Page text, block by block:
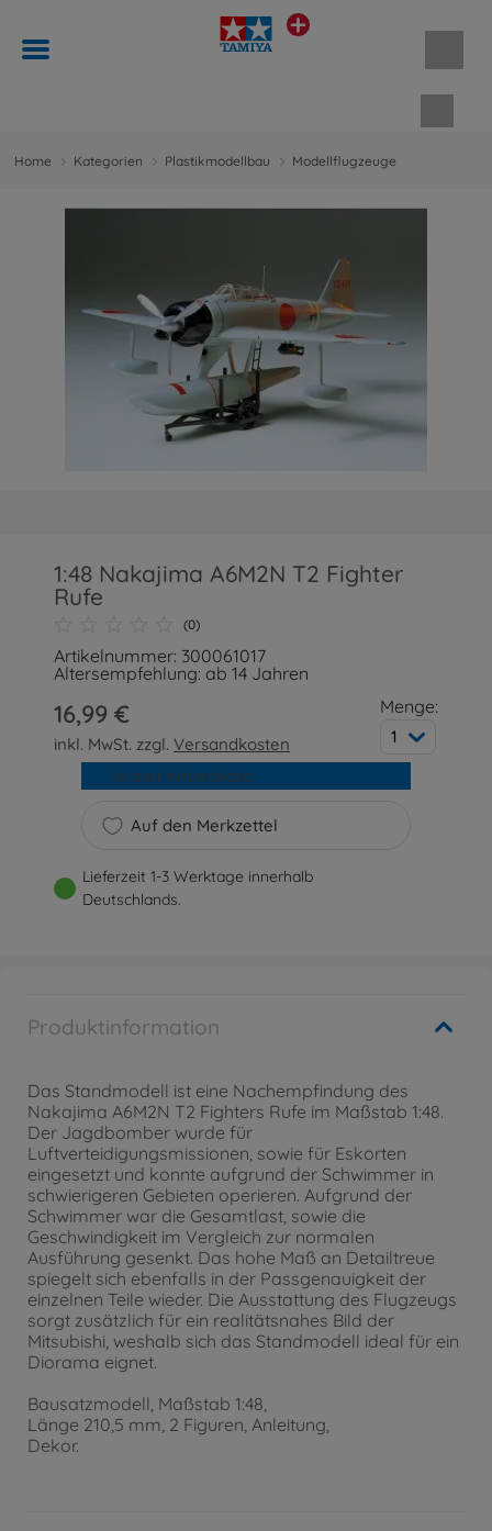
Home Kategorien Plastikmodellbau Modellflugzeuge
1:48 Nakajima A6M2N T2 Fighter
Rufe
(0)
Artikelnummer: 300061017
Altersempfehlung: ab 14 Jahren
16,99 €
inkl. MwSt. zzgl.Versandkosten
Menge:
1
Auf den Merkzettel
In den Warenkorb
Lieferzeit 1-3 Werktage innerhalb
Deutschlands.
Produktinformation
Das Standmodell ist eine Nachempfindung des
Nakajima A6M2N T2 Fighters Rufe im Maßstab 1:48.
Der Jagdbomber wurde für
Luftverteidigungsmissionen, sowie für Eskorten
eingesetzt und konnte aufgrund der Schwimmer in
schwierigeren Gebieten operieren. Aufgrund der
Schwimmer war die Gesamtlast, sowie die
Geschwindigkeit im Vergleich zur normalen
Ausführung gesenkt. Das hohe Maß an Detailtreue
spiegelt sich ebenfalls in der Passgenauigkeit der
einzelnen Teile wieder. Die Ausstattung des Flugzeugs
sorgt zusätzlich für ein realitätsnahes Bild der
Mitsubishi, weshalb sich das Standmodell ideal für ein
Diorama eignet.
Bausatzmodell, Maßstab 1:48,
Länge 210,5 mm, 2 Figuren, Anleitung,
Dekor.